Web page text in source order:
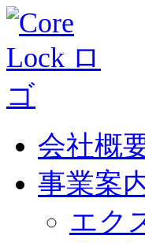
会社概
事業案
エク